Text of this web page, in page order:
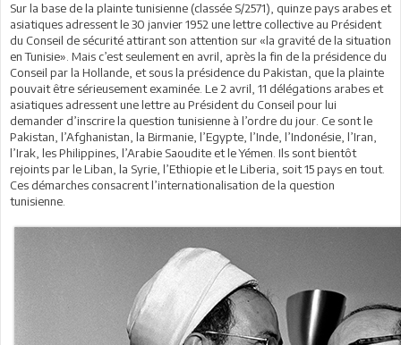
Sur la base de la plainte tunisienne (classée S/2571), quinze pays arabes et
asiatiques adressent le 30 janvier 1952 une lettre collective au Président
du Conseil de sécurité attirant son attention sur «la gravité de la situation
en Tunisie». Mais c’est seulement en avril, après la fin de la présidence du
Conseil par la Hollande, et sous la présidence du Pakistan, que la plainte
pouvait être sérieusement examinée. Le 2 avril, 11 délégations arabes et
asiatiques adressent une lettre au Président du Conseil pour lui
demander d’inscrire la question tunisienne à l’ordre du jour. Ce sont le
Pakistan, l’Afghanistan, la Birmanie, l’Egypte, l’Inde, l’Indonésie, l’Iran,
l’Irak, les Philippines, l’Arabie Saoudite et le Yémen. Ils sont bientôt
rejoints par le Liban, la Syrie, l’Ethiopie et le Liberia, soit 15 pays en tout.
Ces démarches consacrent l’internationalisation de la question
tunisienne.